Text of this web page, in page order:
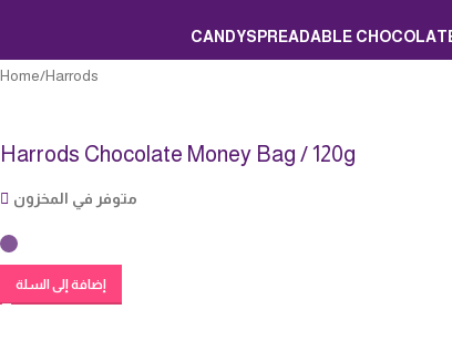
CANDYSPREADABLE
Home Harrods
Harrods Chocolate Money Bag / 120g
متوفر في المخزون
إضافة إلى السلة